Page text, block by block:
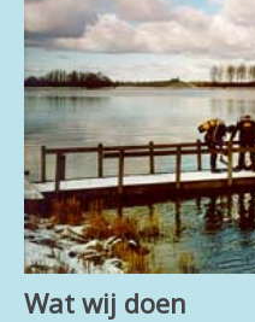
Wat wij doen